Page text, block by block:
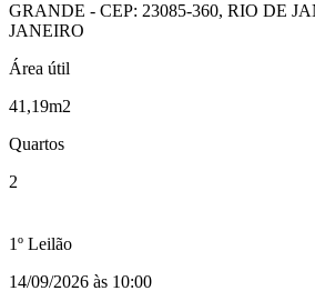
GRANDE - CEP: 23085-360, RIO DE
JANEIRO
Área útil
41,19m2
Quartos
2
1º Leilão
14/09/2026 às 10:00